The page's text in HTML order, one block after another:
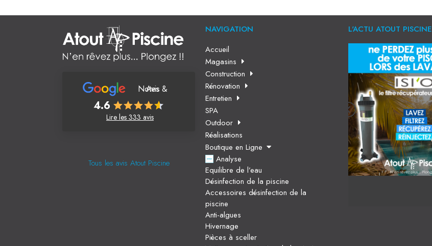
Notes & Avis
4.6
Lire les 333 avis
Tous les avis Atout Piscine
NAVIGATION
Accueil
Magasins
Construction
Rénovation
Entretien
SPA
Outdoor
Réalisations
Boutique en Ligne
Analyse
Equilibre de l’eau
Désinfection de la piscine
Accessoires désinfection de la
piscine
Anti-algues
Hivernage
Pièces à sceller
L'ACTU ATOUT PISCINE